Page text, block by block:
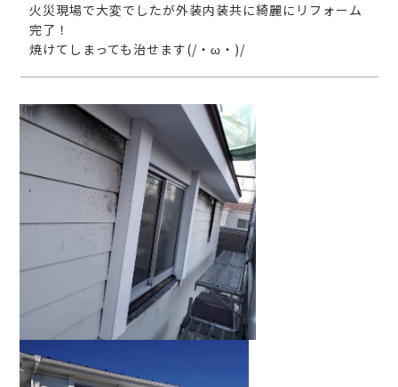
火災現場で大変でしたが外装内装共に綺麗にリフォーム
完了！
焼けてしまっても治せます(/・ω・)/